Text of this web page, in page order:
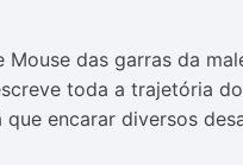
das garras da
toda a trajetória
encarar diversos